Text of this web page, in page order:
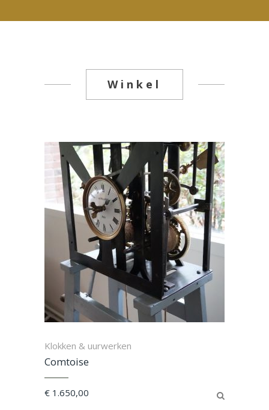
Winkel
Klokken & uurwerken
Comtoise
€ 1.650,00